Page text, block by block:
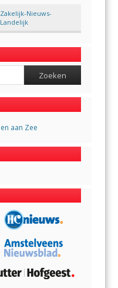
Zakelijk-Nieuws-
Landelijk
aan Zee